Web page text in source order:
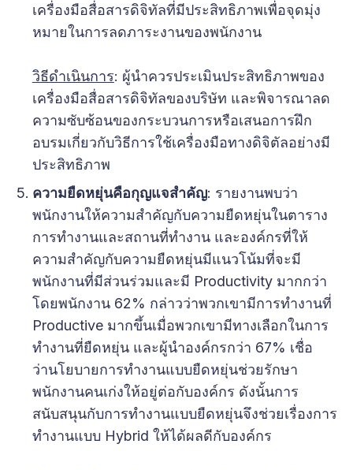
เครื่องมือสื่อสารดิจิทัลที่มีประสิทธิภาพเพื่อจุดมุ่ง
หมายในการลดภาระงานของพนักงาน
วิธีดำเนินการ: ผู้นำควรประเมินประสิทธิภาพของ
เครื่องมือสื่อสารดิจิทัลของบริษัท และพิจารณาลด
ความซับซ้อนของกระบวนการหรือเสนอการฝึก
อบรมเกี่ยวกับวิธีการใช้เครื่องมือทางดิจิตัลอย่างมี
ประสิทธิภาพ
ความยืดหยุ่นคือกุญแจสำคัญ: รายงานพบว่า
พนักงานให้ความสำคัญกับความยืดหยุ่นในตาราง
การทำงานและสถานที่ทำงาน และองค์กรที่ให้
ความสำคัญกับความยืดหยุ่นมีแนวโน้มที่จะมี
พนักงานที่มีส่วนร่วมและมี Productivity มากกว่า
โดยพนักงาน 62% กล่าวว่าพวกเขามีการทำงานที่
Productive มากขึ้นเมื่อพวกเขามีทางเลือกในการ
ทำงานที่ยืดหยุ่น และผู้นำองค์กรกว่า 67% เชื่อ
ว่านโยบายการทำงานแบบยืดหยุ่นช่วยรักษา
พนักงานคนเก่งให้อยู่ต่อกับองค์กร ดังนั้นการ
สนับสนุนกับการทำงานแบบยืดหยุ่นจึงช่วยเรื่องการ
ทำงานแบบ Hybrid ให้ได้ผลดีกับองค์กร